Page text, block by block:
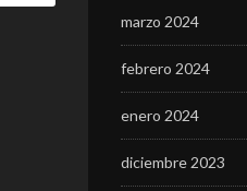
marzo 2024
febrero 2024
enero 2024
diciembre 2023